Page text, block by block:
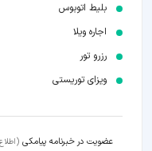
بلیط اتوبوس
اجاره ویلا
رزرو تور
ویزای توریستی
عضویت در خبرنامه پیامکی